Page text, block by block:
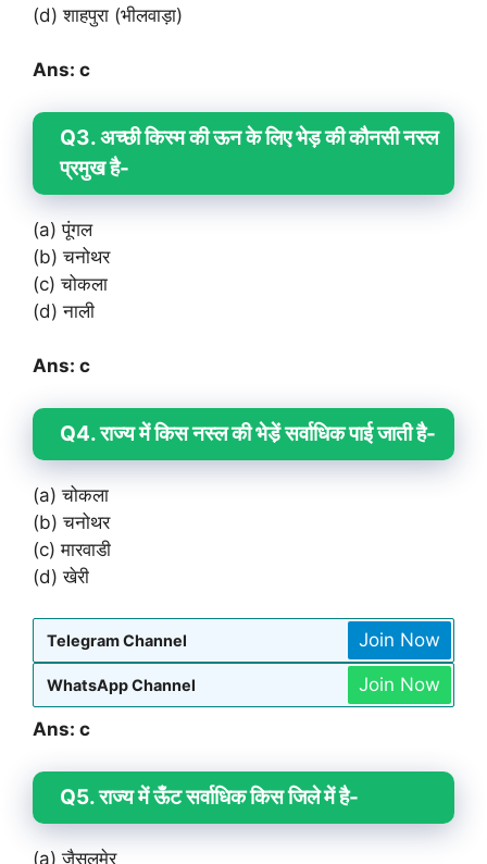
(d) शाहपुरा (भीलवाड़ा)
Ans: c
Q3. अच्छी किस्म की ऊन के लिए भेड़ की कौनसी नस्ल
प्रमुख है-
(a) पूंगल
(b) चनोथर
(c) चोकला
(d) नाली
Ans: c
Q4. राज्य में किस नस्ल की भेडे़ं सर्वाधिक पाई जाती है-
(a) चोकला
(b) चनोथर
(c) मारवाडी
(d) खेरी
Telegram Channel Join Now
WhatsApp Channel Join Now
Ans: c
Q5. राज्य में ऊँट सर्वाधिक किस जिले में है-
(a) जैसलमेर